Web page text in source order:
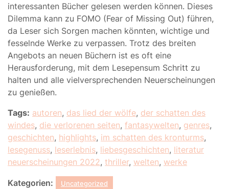
interessanten Bücher gelesen werden können. Dieses
Dilemma kann zu FOMO (Fear of Missing Out) führen,
da Leser sich Sorgen machen könnten, wichtige und
fesselnde Werke zu verpassen. Trotz des breiten
Angebots an neuen Büchern ist es oft eine
Herausforderung, mit dem Lesepensum Schritt zu
halten und alle vielversprechenden Neuerscheinungen
zu genießen.
Tags: autoren, das lied der wölfe, der schatten des
windes, die verlorenen seiten, fantasywelten, genres,
geschichten, highlights, im schatten des kronturms,
lesegenuss, leserlebnis, liebesgeschichten, literatur
neuerscheinungen 2022, thriller, welten, werke
Kategorien: Uncategorized